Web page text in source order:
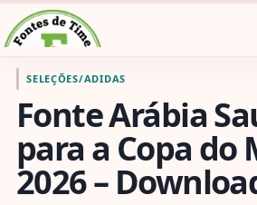
Pular para o conteúdo
Ir para a página inicial de Fontes de
SELEÇÕES/ADIDAS
Fonte Arábia
para a Copa do
2026 –